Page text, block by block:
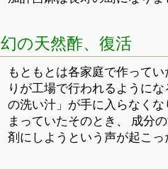
幻の天然酢、復活
もともとは各家庭で作って
りが工場で行われるように
の洗い汁」が手に入らなく
まっていたそのとき、 成分
剤にしようという声が起こっ